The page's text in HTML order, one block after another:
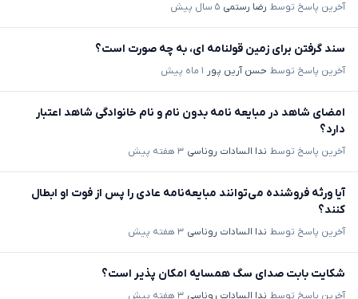
آخرین پاسخ توسط رضا رستمی ۵ سال پیش
سند گرفتن برای زمین قولنامه ای، به چه صورت است؟
آخرین پاسخ توسط حسن آرین پور ۱ ماه پیش
امضای شاهد در مبایعه نامه بدون نام و نام خانوادگی شاهد اعتبار
دارد؟
آخرین پاسخ توسط ندا السادات روناسی ۳ هفته پیش
آیا ورثه فروشنده می‌توانند مبایعه‌نامه عادی را پس از فوت او ابطال
کنند؟
آخرین پاسخ توسط ندا السادات روناسی ۳ هفته پیش
شکایت بابت صدای سگ همسایه امکان پذیر است؟
آخرین پاسخ توسط ندا السادات روناسی ۳ هفته پیش